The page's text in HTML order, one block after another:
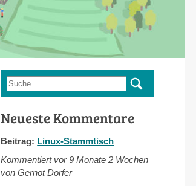
Suchformular
Suche
Neueste Kommentare
Beitrag: Linux-Stammtisch
Kommentiert vor9 Monate 2 Wochen
von Gernot Dorfer